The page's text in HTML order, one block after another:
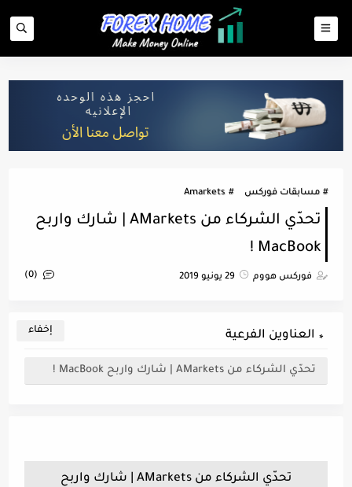
مسابقات فوركس Amarkets
تحدّي الشركاء من AMarkets | شارك واربح
MacBook !
فوركس هووم 29 يونيو 2019 (0)
العناوين الفرعية
تحدّي الشركاء من AMarkets | شارك واربح MacBook !
تحدّي الشركاء من AMarkets | شارك واربح